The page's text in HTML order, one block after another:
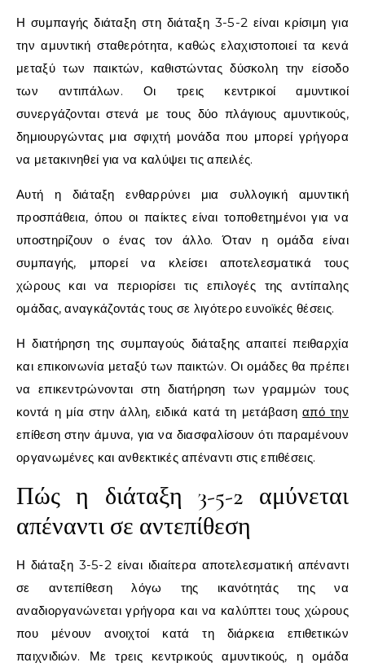
Η συμπαγής διάταξη στη διάταξη 3-5-2 είναι κρίσιμη για
την αμυντική σταθερότητα, καθώς ελαχιστοποιεί τα κενά
μεταξύ των παικτών, καθιστώντας δύσκολη την είσοδο
των αντιπάλων. Οι τρεις κεντρικοί αμυντικοί
συνεργάζονται στενά με τους δύο πλάγιους αμυντικούς,
δημιουργώντας μια σφιχτή μονάδα που μπορεί γρήγορα
να μετακινηθεί για να καλύψει τις απειλές.
Αυτή η διάταξη ενθαρρύνει μια συλλογική αμυντική
προσπάθεια, όπου οι παίκτες είναι τοποθετημένοι για να
υποστηρίζουν ο ένας τον άλλο. Όταν η ομάδα είναι
συμπαγής, μπορεί να κλείσει αποτελεσματικά τους
χώρους και να περιορίσει τις επιλογές της αντίπαλης
ομάδας, αναγκάζοντάς τους σε λιγότερο ευνοϊκές θέσεις.
Η διατήρηση της συμπαγούς διάταξης απαιτεί πειθαρχία
και επικοινωνία μεταξύ των παικτών. Οι ομάδες θα πρέπει
να επικεντρώνονται στη διατήρηση των γραμμών τους
κοντά η μία στην άλλη, ειδικά κατά τη μετάβασηαπό την
επίθεση στην άμυνα, για να διασφαλίσουν ότι παραμένουν
οργανωμένες και ανθεκτικές απέναντι στις επιθέσεις.
Πώς η διάταξη 3-5-2 αμύνεται
απέναντι σε αντεπίθεση
Η διάταξη 3-5-2 είναι ιδιαίτερα αποτελεσματική απέναντι
σε αντεπίθεση λόγω της ικανότητάς της να
αναδιοργανώνεται γρήγορα και να καλύπτει τους χώρους
που μένουν ανοιχτοί κατά τη διάρκεια επιθετικών
παιχνιδιών. Με τρεις κεντρικούς αμυντικούς, η ομάδα